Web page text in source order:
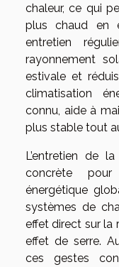
chaleur, ce qui
plus chaud en
entretien
rayonnement
estivale et
climatisation
connu, aide à
plus stable tout
L’entretien de
concrète
énergétique
systèmes de
effet direct sur la
effet de serre.
ces gestes